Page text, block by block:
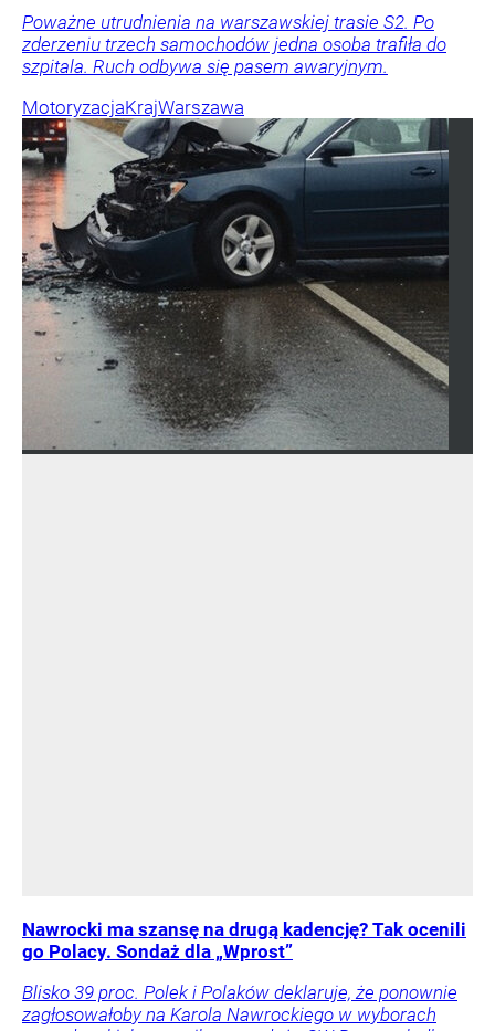
Poważne utrudnienia na warszawskiej trasie S2. Po
zderzeniu trzech samochodów jedna osoba trafiła do
szpitala. Ruch odbywa się pasem awaryjnym.
MotoryzacjaKrajWarszawa
Nawrocki ma szansę na drugą kadencję? Tak ocenili
go Polacy. Sondaż dla „Wprost”
Blisko 39 proc. Polek i Polaków deklaruje, że ponownie
zagłosowałoby na Karola Nawrockiego w wyborach